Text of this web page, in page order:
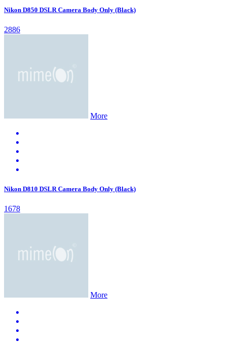
Nikon D850 DSLR Camera Body Only (Black)
2886
More
Nikon D810 DSLR Camera Body Only (Black)
1678
More